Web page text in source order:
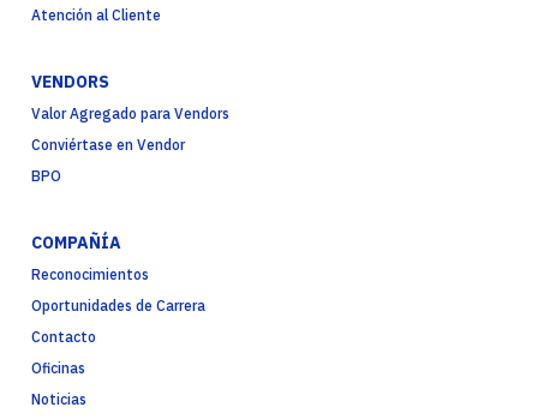
Atención al Cliente
VENDORS
Valor Agregado para Vendors
Conviértase en Vendor
BPO
COMPAÑÍA
Reconocimientos
Oportunidades de Carrera
Contacto
Oficinas
Noticias